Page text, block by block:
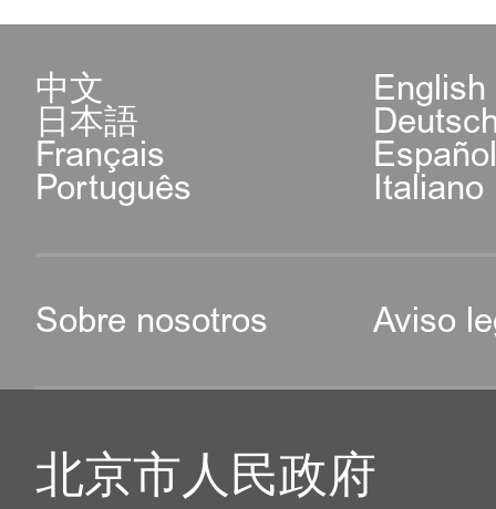
中文 English
日本語
Français
Português Italiano
Sobre nosotros Aviso
北京市人民政府